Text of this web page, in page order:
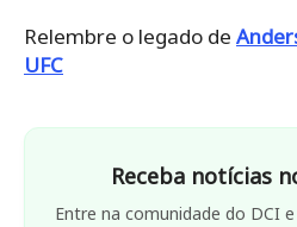
Relembre o legado de
UFC
Receba notícias
Entre na comunidade do DCI